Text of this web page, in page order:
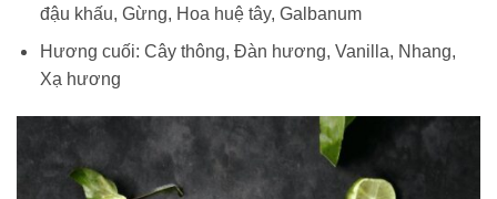
đậu khấu, Gừng, Hoa huệ tây, Galbanum
Hương cuối: Cây thông, Đàn hương, Vanilla, Nhang,
Xạ hương